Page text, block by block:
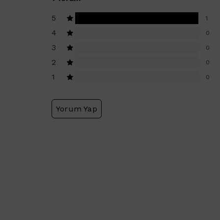
5 1
4 0
3 0
2 0
1 0
Yorum Yap